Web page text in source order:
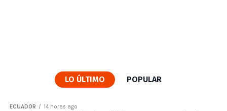
LO ÚLTIMO POPULAR
ECUADOR 14 horas ago